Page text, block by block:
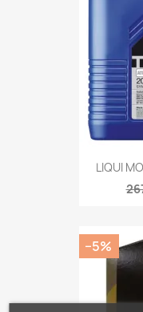
LIQUI
−5%